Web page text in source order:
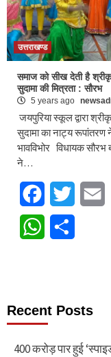
उत्तराखण्ड
समाज को सीख देती है
सुदामा की मित्रता : सौरभ
5 years ago
जयपुरिया स्कूल द्वारा
सुदामा का नाट्य रूपांतरण
भावविभोर विधायक सौरभ
ने…
FacebookTwitter
WhatsApp
Recent Posts
400 करोड़ पार हुई